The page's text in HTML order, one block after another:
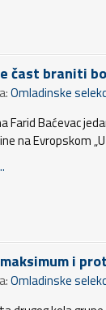
čast braniti
Omladinske
Farid Baćevac
na Evropskom
i
Omladinske